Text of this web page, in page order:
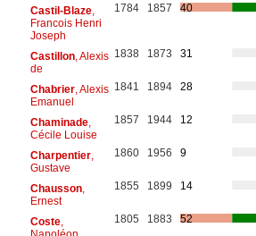
Castil-Blaze,
Francois Henri
Joseph
1784 1857 40
Castillon, Alexis
de
1838 1873 31
Chabrier, Alexis
Emanuel
1841 1894 28
Chaminade,
Cécile Louise
1857 1944 12
Charpentier,
Gustave
1860 1956 9
Chausson,
Ernest
1855 1899 14
Coste,
1805 1883 52